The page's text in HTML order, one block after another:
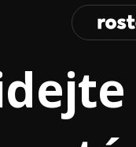
a prodej